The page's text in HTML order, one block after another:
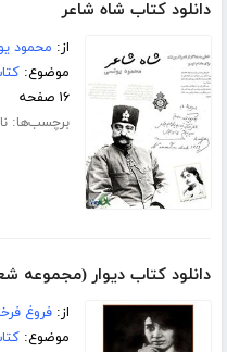
دانلود کتاب شاه شاعر
از: محمود
موضوع:
۱۶ صفحه
برچسب‌ها:
دانلود کتاب دیوار (مجموعه
از:فروغ
موضوع: